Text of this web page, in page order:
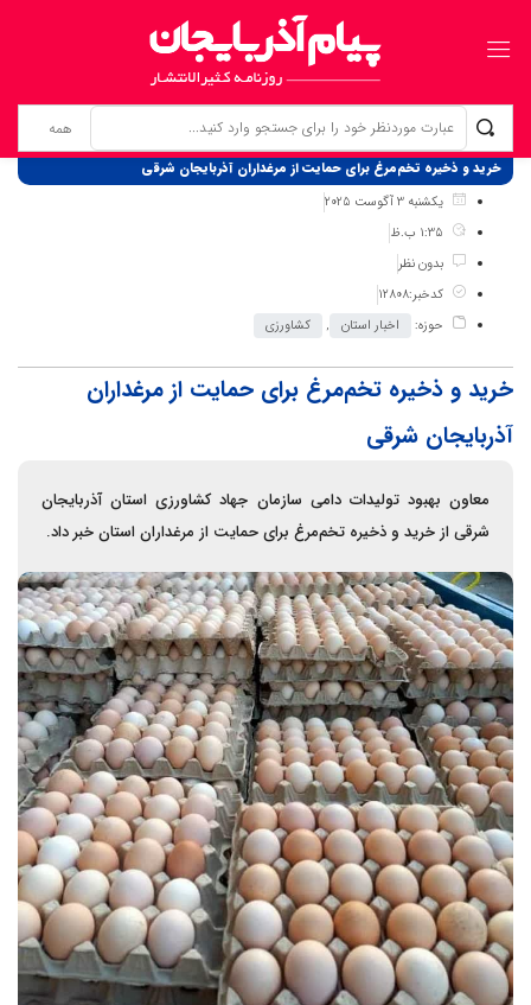
برگ نخست
نوشته‌ها
خرید و ذخیره تخم‌مرغ برای حمایت از مرغداران آذربایجان شرقی
یکشنبه 3 آگوست 2025
1:35 ب.ظ
بدون نظر
کدخبر:12808
حوزه:
اخبار استان , کشاورزی
خرید و ذخیره تخم‌مرغ برای حمایت از مرغداران
آذربایجان شرقی
معاون بهبود تولیدات دامی سازمان جهاد کشاورزی استان آذربایجان
شرقی از خرید و ذخیره تخم‌مرغ برای حمایت از مرغداران استان خبر داد.